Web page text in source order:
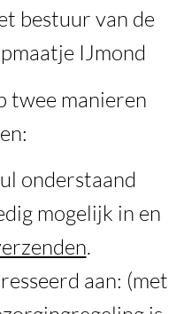
bestuur van de
IJmond
twee manieren
onderstaand
mogelijk in en
.
aan: (met